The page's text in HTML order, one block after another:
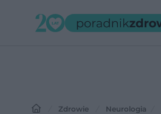
Zdrowie Neurologia